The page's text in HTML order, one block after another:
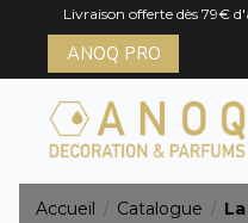
Livraison offerte dès 79€
ANOQ PRO
Accueil / Catalogue /